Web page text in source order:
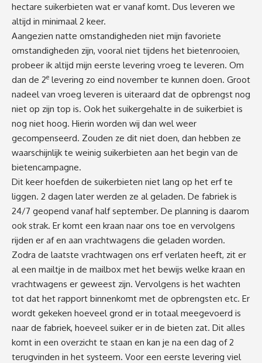
hectare suikerbieten wat er vanaf komt. Dus leveren we
altijd in minimaal 2 keer.
Aangezien natte omstandigheden niet mijn favoriete
omstandigheden zijn, vooral niet tijdens het bietenrooien,
probeer ik altijd mijn eerste levering vroeg te leveren. Om
dan de 2e levering zo eind november te kunnen doen. Groot
nadeel van vroeg leveren is uiteraard dat de opbrengst nog
niet op zijn top is. Ook het suikergehalte in de suikerbiet is
nog niet hoog. Hierin worden wij dan wel weer
gecompenseerd. Zouden ze dit niet doen, dan hebben ze
waarschijnlijk te weinig suikerbieten aan het begin van de
bietencampagne.
Dit keer hoefden de suikerbieten niet lang op het erf te
liggen. 2 dagen later werden ze al geladen. De fabriek is
24/7 geopend vanaf half september. De planning is daarom
ook strak. Er komt een kraan naar ons toe en vervolgens
rijden er af en aan vrachtwagens die geladen worden.
Zodra de laatste vrachtwagen ons erf verlaten heeft, zit er
al een mailtje in de mailbox met het bewijs welke kraan en
vrachtwagens er geweest zijn. Vervolgens is het wachten
tot dat het rapport binnenkomt met de opbrengsten etc. Er
wordt gekeken hoeveel grond er in totaal meegevoerd is
naar de fabriek, hoeveel suiker er in de bieten zat. Dit alles
komt in een overzicht te staan en kan je na een dag of 2
terugvinden in het systeem. Voor een eerste levering viel